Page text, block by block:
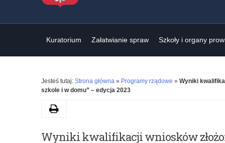
Kuratorium Załatwianie spraw Szkoły i organy
Jesteś tutaj: Strona główna » Programy rządowe » Wyniki
szkole i w domu” – edycja 2023
Wyniki kwalifikacji wniosków
Drukuj